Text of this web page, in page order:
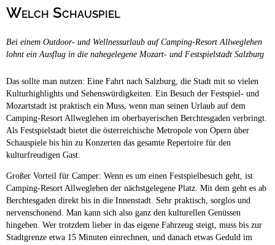
Stadtnah
Campingplätze
Camping & Caravan
Welch Schauspiel
Bei einem Outdoor- und Wellnessurlaub auf Camping-Resort Allweglehen
lohnt ein Ausflug in die nahegelegene Mozart- und Festspielstadt Salzburg
Das sollte man nutzen: Eine Fahrt nach Salzburg, die Stadt mit so vielen
Kulturhighlights und Sehenswürdigkeiten. Ein Besuch der Festspiel- und
Mozartstadt ist praktisch ein Muss, wenn man seinen Urlaub auf dem
Camping-Resort Allweglehen im oberbayerischen Berchtesgaden verbringt.
Als Festspielstadt bietet die österreichische Metropole von Opern über
Schauspiele bis hin zu Konzerten das gesamte Repertoire für den
kulturfreudigen Gast.
Großer Vorteil für Camper: Wenn es um einen Festspielbesuch geht, ist
Camping-Resort Allweglehen der nächstgelegene Platz. Mit dem geht es ab
Berchtesgaden direkt bis in die Innenstadt. Sehr praktisch, sorglos und
nervenschonend. Man kann sich also ganz den kulturellen Genüssen
hingeben. Wer trotzdem lieber in das eigene Fahrzeug steigt, muss bis zur
Stadtgrenze etwa 15 Minuten einrechnen, und danach etwas Geduld im